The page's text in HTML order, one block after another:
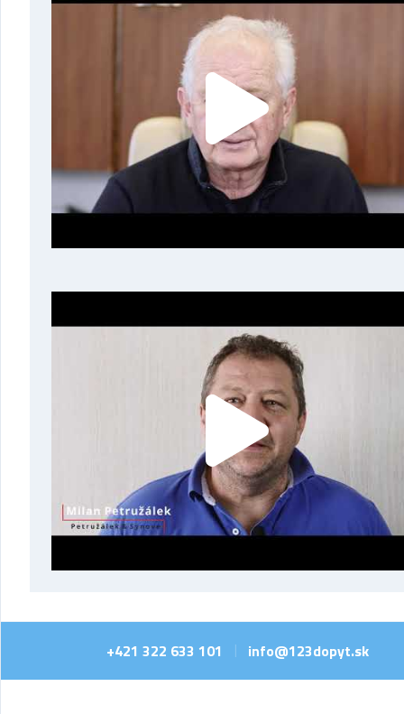
+421 322 633 101 info@123dopyt.sk